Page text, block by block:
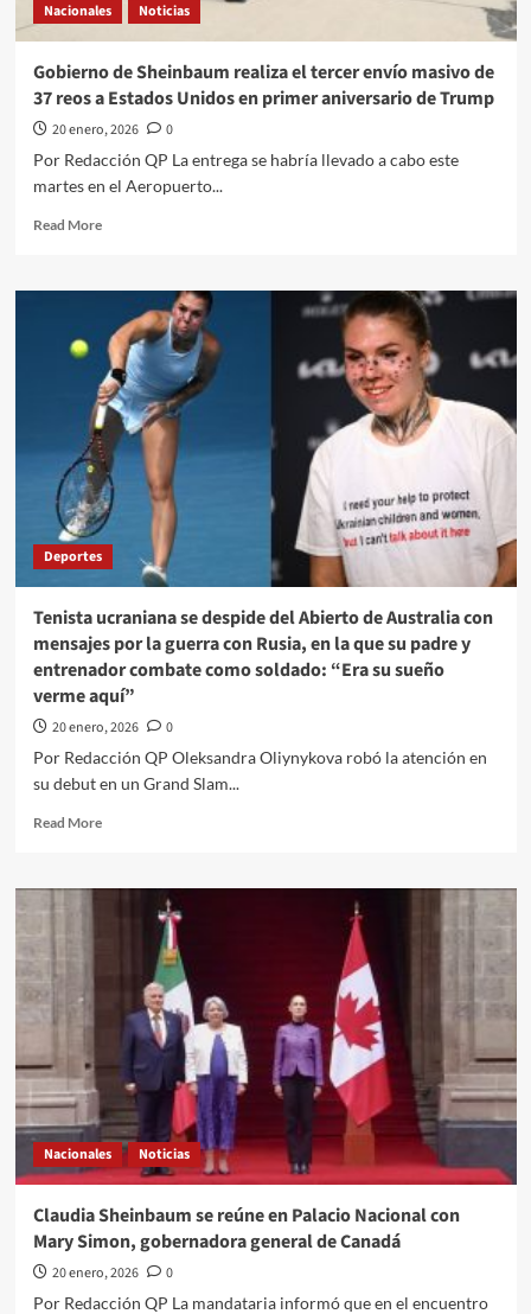
primer
la
fase
de
de
la
Nacionales Noticias
Gobierno de Sheinbaum realiza el tercer envío masivo de
37 reos a Estados Unidos en primer aniversario de Trump
20 enero, 2026
0
Por Redacción QP La entrega se habría llevado a cabo este
martes en el Aeropuerto...
Read MoreRead
Gobierno
Sheinbaum
realiza
el
tercer
envío
masivo
de
37
reos
a
Estados
Unidos
primer
aniversario
de
Trump
Deportes
Tenista ucraniana se despide del Abierto de Australia con
mensajes por la guerra con Rusia, en la que su padre y
entrenador combate como soldado: “Era su sueño
verme aquí”
20 enero, 2026
0
Por Redacción QP Oleksandra Oliynykova robó la atención en
su debut en un Grand Slam...
Read MoreRead
Tenista
ucraniana
Abierto
Australia
con
mensajes
por
la
guerra
con
en
la
que
Nacionales Noticias
Claudia Sheinbaum se reúne en Palacio Nacional con
Mary Simon, gobernadora general de Canadá
20 enero, 2026
0
Por Redacción QP La mandataria informó que en el encuentro